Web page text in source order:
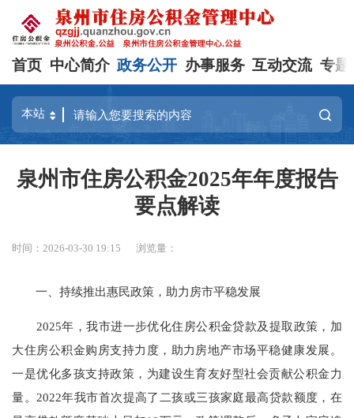
首页 中心简介 政务公开 办事服务 互动交流 专题
泉州市住房公积金2025年年度报告
要点解读
时间：2026-03-30 19:15 浏览量：
一、持续推出惠民政策，助力房市平稳发展
2025年，我市进一步优化住房公积金贷款及提取政策，加
大住房公积金购房支持力度，助力房地产市场平稳健康发展。
一是优化多孩支持政策，为建设生育友好型社会贡献公积金力
量。2022年我市首次提高了二孩或三孩家庭最高贷款额度，在